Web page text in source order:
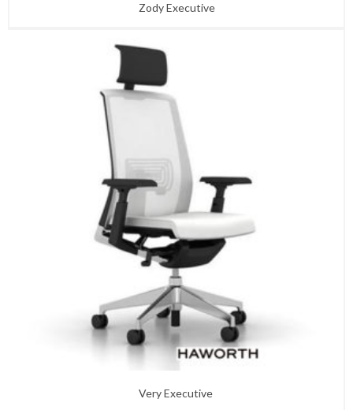
Moqueta modular
nora® Pavimentos de caucho
HOME OFFICE
Sillas H.O.
Escritorios H.O.
Guardado H.O.
Ideas H.O.
MOBILIARIO URBANO
Bancos – Mesas
Basureros – Ceniceros
Bike Parking
Planteras – Alcorques
COMPLEMENTOS
Iluminación
Accesorios
Relojes
ACUSTICA
Paneles acústicos para Pared
Paneles acústicos de techo
Divisorias acústicas
PERGOLA BIOCLIMATICA
Zody Executive
Very Executive